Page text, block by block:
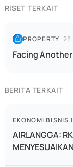
RISET TERKAIT
PROPERTY| 28
Facing
BERITA TERKAIT
EKONOMI BISNIS |
AIRLANGGA: